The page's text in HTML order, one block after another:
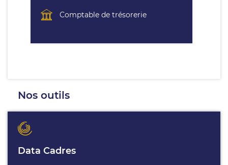
Comptable de trésorerie
Nos outils
Data Cadres